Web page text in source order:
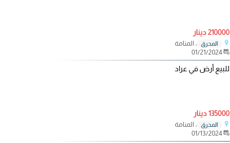
210000 دينار
المحرق
، المنامة
01/21/2024
للبيع أرض في عراد
135000 دينار
المحرق
، المنامة
01/13/2024